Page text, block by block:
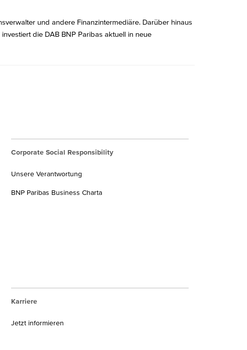
und andere Finanzintermediäre. Darüber hinaus
die DAB BNP Paribas aktuell in neue
Corporate Social Responsibility
Unsere Verantwortung
BNP Paribas Business Charta
Karriere
Jetzt informieren